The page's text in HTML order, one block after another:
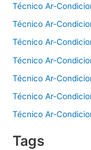
Técnico Ar-
Técnico Ar-
Técnico Ar-
Técnico Ar-
Técnico Ar-
Técnico Ar-
Técnico Ar-
Tags